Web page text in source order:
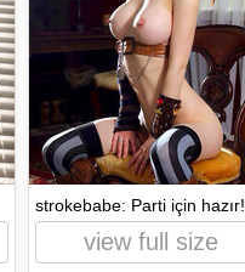
strokebabe: Parti için hazır!
view full size